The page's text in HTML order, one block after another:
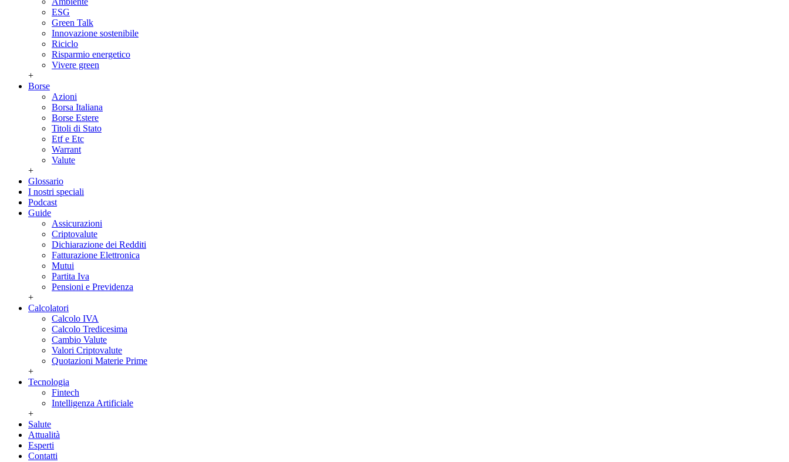
ESG
Green Talk
Innovazione sostenibile
Riciclo
Risparmio energetico
Vivere green
+
Borse
Azioni
Borsa Italiana
Borse Estere
Titoli di Stato
Etf e Etc
Warrant
Valute
+
Glossario
I nostri speciali
Podcast
Guide
Assicurazioni
Criptovalute
Dichiarazione dei Redditi
Fatturazione Elettronica
Mutui
Partita Iva
Pensioni e Previdenza
+
Calcolatori
Calcolo IVA
Calcolo Tredicesima
Cambio Valute
Valori Criptovalute
Quotazioni Materie Prime
+
Tecnologia
Fintech
Intelligenza Artificiale
+
Salute
Attualità
Esperti
Contatti